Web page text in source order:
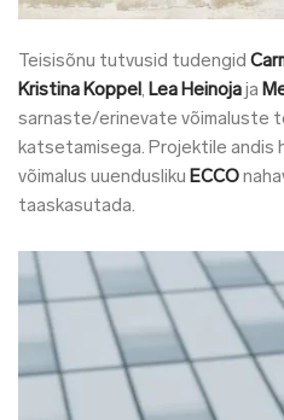
Teisisõnu tutvusid tudengid
Kristina Koppel, Lea Heinoja ja
sarnaste/erinevate võimaluste
katsetamisega. Projektile andis
võimalus uuendusliku ECCO
taaskasutada.